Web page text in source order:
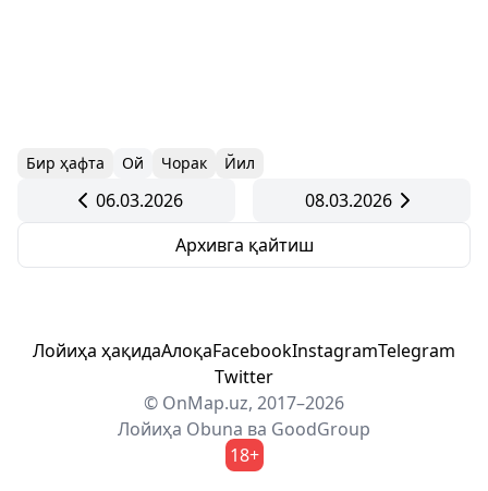
Бир ҳафта Ой Чорак Йил
06.03.2026
08.03.2026
Архивга қайтиш
Лойиҳа ҳақидаАлоқаFacebookInstagramTelegram
Twitter
© OnMap.uz, 2017–2026
Лойиҳа Obuna ва GoodGroup
18+